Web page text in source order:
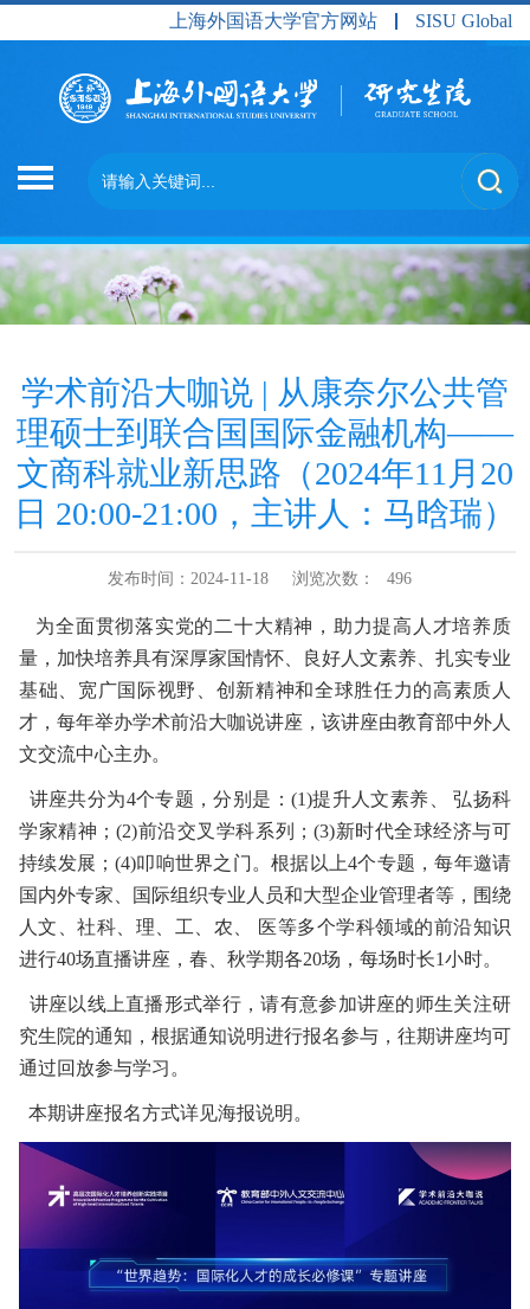
上海外国语大学官方网站 SISU Global
学术前沿大咖说 | 从康奈尔公共管
理硕士到联合国国际金融机构——
文商科就业新思路（2024年11月20
日 20:00-21:00，主讲人：马晗瑞）
发布时间：2024-11-18 浏览次数： 496
为全面贯彻落实党的二十大精神，助力提高人才培养质
量，加快培养具有深厚家国情怀、良好人文素养、扎实专业
基础、宽广国际视野、创新精神和全球胜任力的高素质人
才，每年举办学术前沿大咖说讲座，该讲座由教育部中外人
文交流中心主办。
讲座共分为4个专题，分别是：(1)提升人文素养、 弘扬科
学家精神；(2)前沿交叉学科系列；(3)新时代全球经济与可
持续发展；(4)叩响世界之门。根据以上4个专题，每年邀请
国内外专家、国际组织专业人员和大型企业管理者等，围绕
人文、社科、理、工、农、 医等多个学科领域的前沿知识
进行40场直播讲座，春、秋学期各20场，每场时长1小时。
讲座以线上直播形式举行，请有意参加讲座的师生关注研
究生院的通知，根据通知说明进行报名参与，往期讲座均可
通过回放参与学习。
本期讲座报名方式详见海报说明。